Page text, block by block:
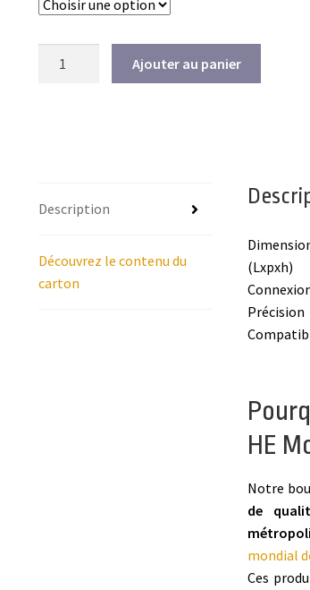
Ajouter au panier
Description
Découvrez le contenu du
carton
(Lxpxh)
Précision
HE
Notre
de
mondial
Ces